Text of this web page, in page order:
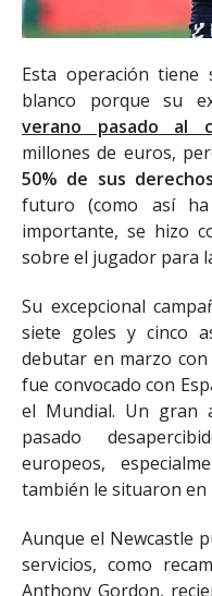
Esta operación tiene
blanco porque su
verano pasado al
millones de euros,
50% de sus derechos
futuro (como así
importante, se hizo
sobre el jugador para
Su excepcional
siete goles y cinco
debutar en marzo
fue convocado con
el Mundial. Un gran
pasado
europeos,
también le situaron en
Aunque el Newcastle
servicios, como
Anthony Gordon,